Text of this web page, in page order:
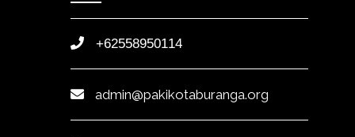
+62558950114
admin@pakikotaburanga.org